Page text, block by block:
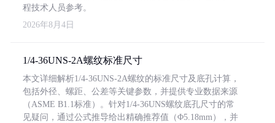
程技术人员参考。
2026年8月4日
1/4-36UNS-2A螺纹标准尺寸
本文详细解析1/4-36UNS-2A螺纹的标准尺寸及底孔计算，
包括外径、螺距、公差等关键参数，并提供专业数据来源
（ASME B1.1标准）。针对1/4-36UNS螺纹底孔尺寸的常
见疑问，通过公式推导给出精确推荐值（Φ5.18mm），并